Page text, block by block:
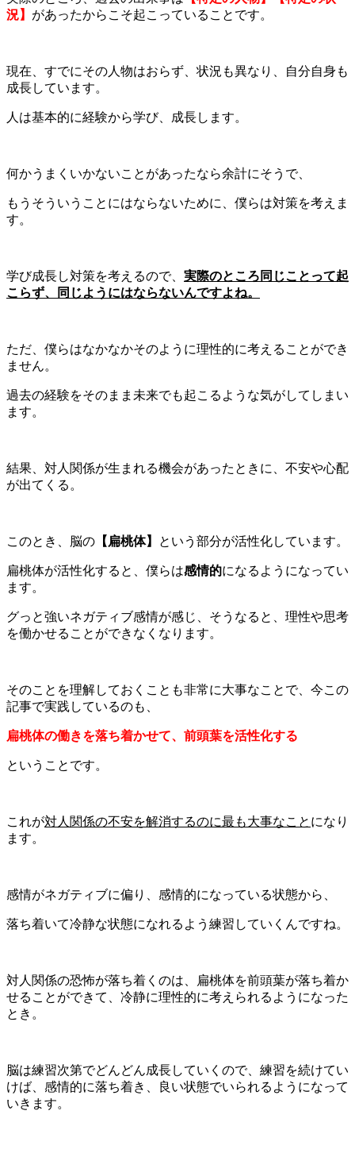
況】 があったからこそ起こっていることです。
現在、すでにその人物はおらず、状況も異なり、自分自身も
成長しています。
人は基本的に経験から学び、成長します。
何かうまくいかないことがあったなら余計にそうで、
もうそういうことにはならないために、僕らは対策を考えま
す。
学び成長し対策を考えるので、 実際のところ同じことって起
こらず、同じようにはならないんですよね。
ただ、僕らはなかなかそのように理性的に考えることができ
ません。
過去の経験をそのまま未来でも起こるような気がしてしまい
ます。
結果、対人関係が生まれる機会があったときに、不安や心配
が出てくる。
このとき、脳の 【扁桃体】 という部分が活性化しています。
扁桃体が活性化すると、僕らは感情的になるようになってい
ます。
グっと強いネガティブ感情が感じ、そうなると、理性や思考
を働かせることができなくなります。
そのことを理解しておくことも非常に大事なことで、今この
記事で実践しているのも、
扁桃体の働きを落ち着かせて、前頭葉を活性化する
ということです。
これが対人関係の不安を解消するのに最も大事なこと になり
ます。
感情がネガティブに偏り、感情的になっている状態から、
落ち着いて冷静な状態になれるよう練習していくんですね。
対人関係の恐怖が落ち着くのは、扁桃体を前頭葉が落ち着か
せることができて、冷静に理性的に考えられるようになった
とき。
脳は練習次第でどんどん成長していくので、練習を続けてい
けば、感情的に落ち着き、良い状態でいられるようになって
いきます。